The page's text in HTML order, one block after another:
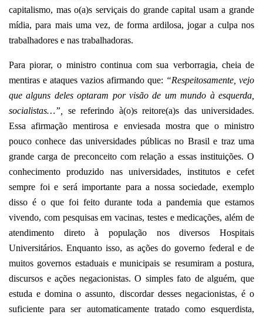
capitalismo, mas o(a)s serviçais do grande capital usam a grande
mídia, para mais uma vez, de forma ardilosa, jogar a culpa nos
trabalhadores e nas trabalhadoras.
Para piorar, o ministro continua com sua verborragia, cheia de
mentiras e ataques vazios afirmando que: “Respeitosamente, vejo
que alguns deles optaram por visão de um mundo à esquerda,
socialistas…”, se referindo à(o)s reitore(a)s das universidades.
Essa afirmação mentirosa e enviesada mostra que o ministro
pouco conhece das universidades públicas no Brasil e traz uma
grande carga de preconceito com relação a essas instituições. O
conhecimento produzido nas universidades, institutos e cefet
sempre foi e será importante para a nossa sociedade, exemplo
disso é o que foi feito durante toda a pandemia que estamos
vivendo, com pesquisas em vacinas, testes e medicações, além de
atendimento direto à população nos diversos Hospitais
Universitários. Enquanto isso, as ações do governo federal e de
muitos governos estaduais e municipais se resumiram a postura,
discursos e ações negacionistas. O simples fato de alguém, que
estuda e domina o assunto, discordar desses negacionistas, é o
suficiente para ser automaticamente tratado como esquerdista,